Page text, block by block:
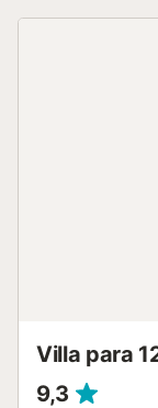
Villa para
9,3